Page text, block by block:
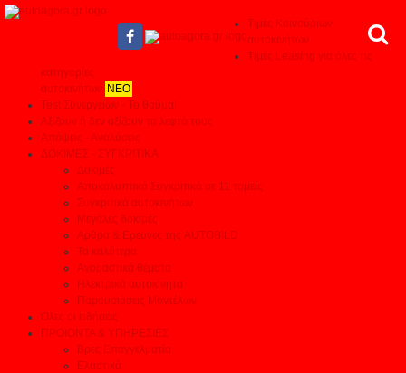
Τιμές Καινούριων
αυτοκινήτων
Τιμές Leasing για όλες τις
κατηγορίες
αυτοκινήτων ΝΕΟ
Test Συνεργείων - Το θαύμα!
Αξίζουν ή δεν αξίζουν τα λεφτά τους
Απόψεις - Αναλύσεις
ΔΟΚΙΜΕΣ - ΣΥΓΚΡΙΤΙΚΑ
Δοκιμές
Αποκαλυπτικά Συγκριτικά σε 11 τομείς
Συγκριτικά αυτοκινήτων
Μεγάλες δοκιμές
Αρθρα & Ερευνες της AUTOBILD
Τα καλύτερα
Αγοραστικά θέματα
Ηλεκτρικά αυτοκίνητα
Παρουσιάσεις Μοντέλων
Όλες οι ειδήσεις
ΠΡΟΙΟΝΤΑ & ΥΠΗΡΕΣΙΕΣ
Βρες Επαγγελματία
Ελαστικά